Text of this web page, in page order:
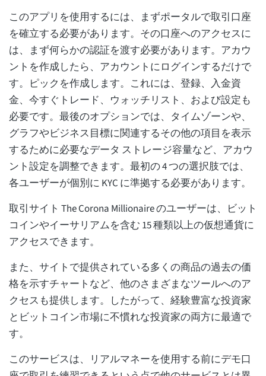
このアプリを使用するには、まずポータルで取引口座
を確立する必要があります。その口座へのアクセスに
は、まず何らかの認証を渡す必要があります。アカウ
ントを作成したら、アカウントにログインするだけで
す。ピックを作成します。これには、登録、入金資
金、今すぐトレード、ウォッチリスト、および設定も
必要です。最後のオプションでは、タイムゾーンや、
グラフやビジネス目標に関連するその他の項目を表示
するために必要なデータ ストレージ容量など、アカウ
ント設定を調整できます。最初の 4 つの選択肢では、
各ユーザーが個別に KYC に準拠する必要があります。
取引サイト The Corona Millionaire のユーザーは、ビット
コインやイーサリアムを含む 15 種類以上の仮想通貨に
アクセスできます。
また、サイトで提供されている多くの商品の過去の価
格を示すチャートなど、他のさまざまなツールへのア
クセスも提供します。したがって、経験豊富な投資家
とビットコイン市場に不慣れな投資家の両方に最適で
す。
このサービスは、リアルマネーを使用する前にデモ口